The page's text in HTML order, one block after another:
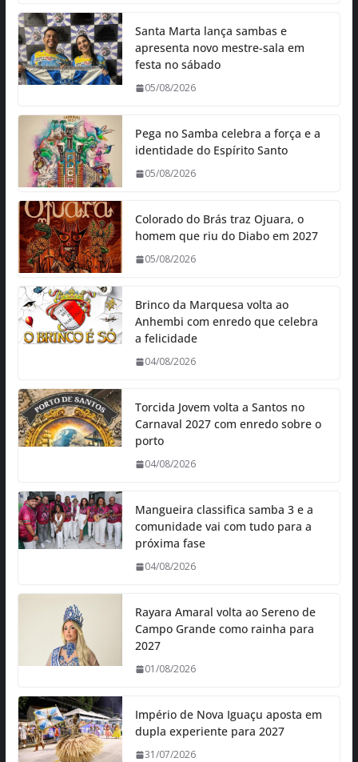
Santa Marta lança sambas e
apresenta novo mestre-sala em
festa no sábado
05/08/2026
Pega no Samba celebra a força e a
identidade do Espírito Santo
05/08/2026
Colorado do Brás traz Ojuara, o
homem que riu do Diabo em 2027
05/08/2026
Brinco da Marquesa volta ao
Anhembi com enredo que celebra
a felicidade
04/08/2026
Torcida Jovem volta a Santos no
Carnaval 2027 com enredo sobre o
porto
04/08/2026
Mangueira classifica samba 3 e a
comunidade vai com tudo para a
próxima fase
04/08/2026
Rayara Amaral volta ao Sereno de
Campo Grande como rainha para
2027
01/08/2026
Império de Nova Iguaçu aposta em
dupla experiente para 2027
31/07/2026